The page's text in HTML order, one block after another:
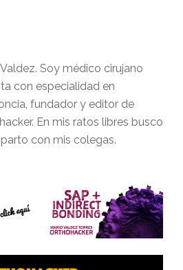
Soy médico cirujano
con especialidad en
fundador y editor de
En mis ratos libres busco
con mis colegas.